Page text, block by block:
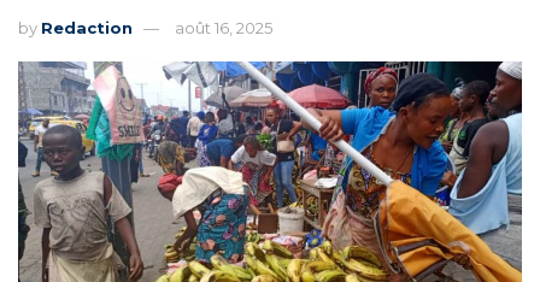
by Redaction août 16, 2025